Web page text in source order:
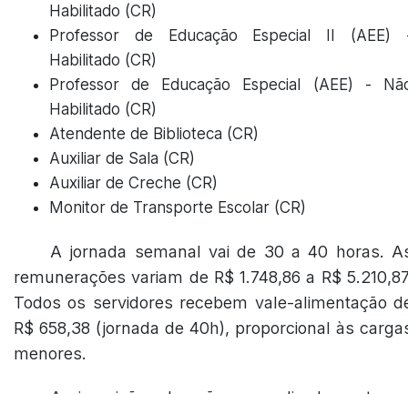
Habilitado (CR)
Professor de Educação Especial II (AEE)
Habilitado (CR)
Professor de Educação Especial (AEE) -
Habilitado (CR)
Atendente de Biblioteca (CR)
Auxiliar de Sala (CR)
Auxiliar de Creche (CR)
Monitor de Transporte Escolar (CR)
A jornada semanal vai de 30 a 40 horas.
remunerações variam de R$ 1.748,86 a R$
Todos os servidores recebem vale-alimentação
R$ 658,38 (jornada de 40h), proporcional às
menores.